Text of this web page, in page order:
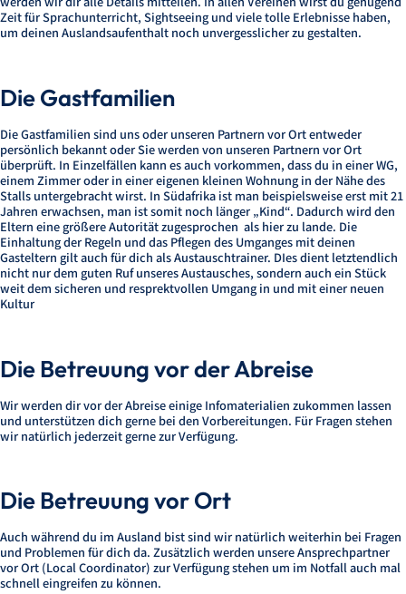
Zeit für Sprachunterricht, Sightseeing und viele tolle Erlebnisse haben,
um deinen Auslandsaufenthalt noch unvergesslicher zu gestalten.
Die Gastfamilien
Die Gastfamilien sind uns oder unseren Partnern vor Ort entweder
persönlich bekannt oder Sie werden von unseren Partnern vor Ort
überprüft. In Einzelfällen kann es auch vorkommen, dass du in einer WG,
einem Zimmer oder in einer eigenen kleinen Wohnung in der Nähe des
Stalls untergebracht wirst. In Südafrika ist man beispielsweise erst mit 21
Jahren erwachsen, man ist somit noch länger „Kind“. Dadurch wird den
Eltern eine größere Autorität zugesprochen als hier zu lande. Die
Einhaltung der Regeln und das Pflegen des Umganges mit deinen
Gasteltern gilt auch für dich als Austauschtrainer. DIes dient letztendlich
nicht nur dem guten Ruf unseres Austausches, sondern auch ein Stück
weit dem sicheren und resprektvollen Umgang in und mit einer neuen
Kultur
Die Betreuung vor der Abreise
Wir werden dir vor der Abreise einige Infomaterialien zukommen lassen
und unterstützen dich gerne bei den Vorbereitungen. Für Fragen stehen
wir natürlich jederzeit gerne zur Verfügung.
Die Betreuung vor Ort
Auch während du im Ausland bist sind wir natürlich weiterhin bei Fragen
und Problemen für dich da. Zusätzlich werden unsere Ansprechpartner
vor Ort (Local Coordinator) zur Verfügung stehen um im Notfall auch mal
schnell eingreifen zu können.